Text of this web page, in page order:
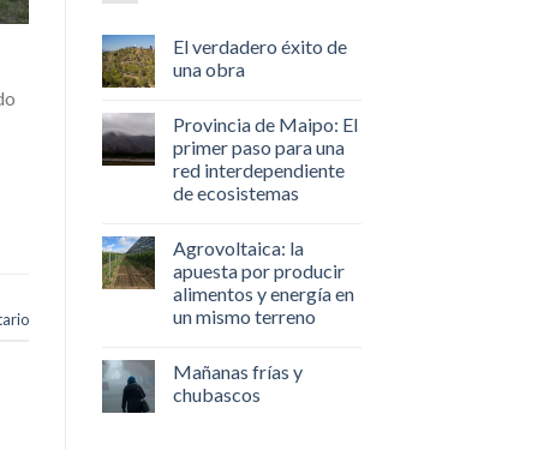
El verdadero éxito de
una obra
Provincia de Maipo: El
primer paso para una
red interdependiente
de ecosistemas
Agrovoltaica: la
apuesta por producir
alimentos y energía en
un mismo terreno
Mañanas frías y
chubascos